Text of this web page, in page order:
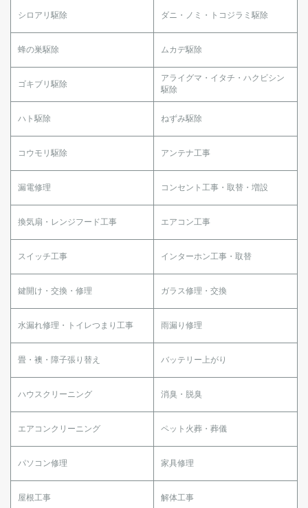
シロアリ駆除 ダニ・ノミ・トコジラミ駆除
蜂の巣駆除 ムカデ駆除
ゴキブリ駆除
アライグマ・イタチ・ハクビシン
駆除
ハト駆除 ねずみ駆除
コウモリ駆除 アンテナ工事
漏電修理 コンセント工事・取替・増設
換気扇・レンジフード工事 エアコン工事
スイッチ工事 インターホン工事・取替
鍵開け・交換・修理 ガラス修理・交換
水漏れ修理・トイレつまり工事 雨漏り修理
畳・襖・障子張り替え バッテリー上がり
ハウスクリーニング 消臭・脱臭
エアコンクリーニング ペット火葬・葬儀
パソコン修理 家具修理
屋根工事 解体工事